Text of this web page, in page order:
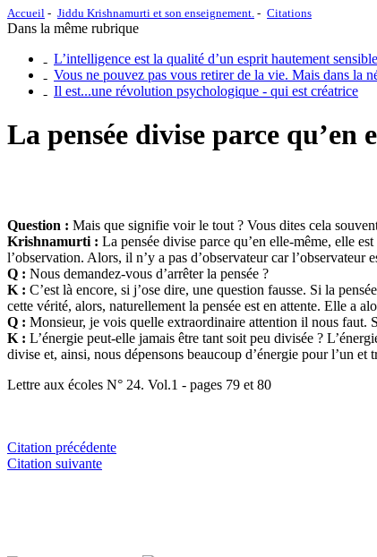
Accueil Jiddu Krishnamurti et son enseignement. Citations
Dans la même rubrique
L’intelligence est la qualité d’un esprit hautement
Vous ne pouvez pas vous retirer de la vie. Mais dans la
Il est...une révolution psychologique - qui est créatrice
La pensée divise parce qu’en
Question : Mais que signifie voir le tout ? Vous dites cela
Krishnamurti : La pensée divise parce qu’en elle-même, elle
l’observation. Alors, il n’y a pas d’observateur car l’observateur
Q : Nous demandez-vous d’arrêter la pensée ?
K : C’est là encore, si j’ose dire, une question fausse. Si la
cette vérité, alors, naturellement la pensée est en attente. Elle a
Q : Monsieur, je vois quelle extraordinaire attention il nous faut.
K : L’énergie peut-elle jamais être tant soit peu divisée ?
divise et, ainsi, nous dépensons beaucoup d’énergie pour l’un
Lettre aux écoles N° 24. Vol.1 - pages 79 et 80
Citation précédente
Citation suivante